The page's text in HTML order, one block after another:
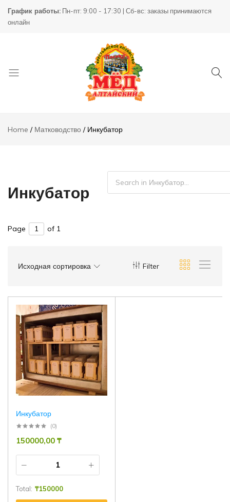
График работы: Пн-пт: 9:00 - 17:30 | Сб-вс: заказы принимаются
онлайн
пчеловодства
Home
Матководство Инкубатор
Инкубатор
Page of 1
Filter
Исходная сортировка
Инкубатор
(0)
150000,00 ₸
Total: ₸150000